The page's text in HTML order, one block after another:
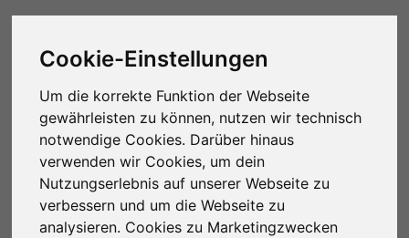
Cookie-Einstellungen
Um die korrekte Funktion der Webseite
gewährleisten zu können, nutzen wir technisch
notwendige Cookies. Darüber hinaus
verwenden wir Cookies, um dein
Nutzungserlebnis auf unserer Webseite zu
verbessern und um die Webseite zu
analysieren. Cookies zu Marketingzwecken
Forschung entdecken
FAQ
Kostenlos registrieren
Anmelden